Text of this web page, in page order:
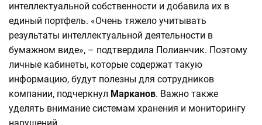
интеллектуальной собственности и добавила их в
единый портфель. «Очень тяжело учитывать
результаты интеллектуальной деятельности в
бумажном виде», – подтвердила Полианчик. Поэтому
личные кабинеты, которые содержат такую
информацию, будут полезны для сотрудников
компании, подчеркнул Марканов. Важно также
уделять внимание системам хранения и мониторингу